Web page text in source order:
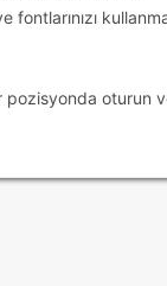
pozisyonda oturun